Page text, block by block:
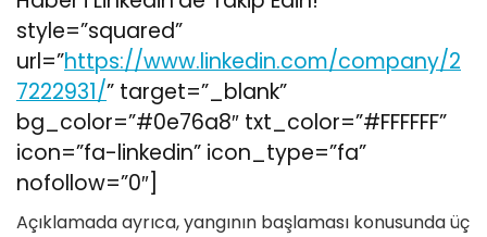
style=”squared”
url=”https://www.linkedin.com/company/2
7222931/” target=”_blank”
bg_color=”#0e76a8″ txt_color=”#FFFFFF”
icon=”fa-linkedin” icon_type=”fa”
nofollow=”0″]
Açıklamada ayrıca, yangının başlaması konusunda üç